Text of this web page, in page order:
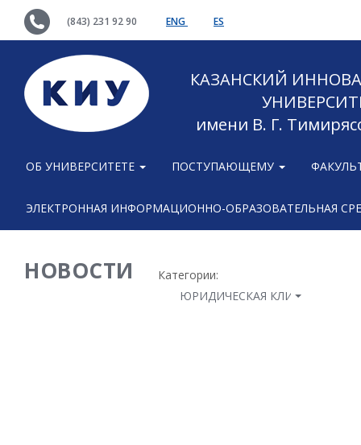
(843) 231 92 90 ENG ES
КАЗАНСКИЙ
имени В. Г.
ОБ УНИВЕРСИТЕТЕ ПОСТУПАЮЩЕМУ
ЭЛЕКТРОННАЯ ИНФОРМАЦИОННО-ОБРАЗОВАТЕЛЬНАЯ
НОВОСТИ
Категории:
ЮРИДИЧЕСКАЯ КЛИНИКА